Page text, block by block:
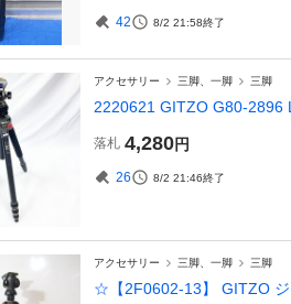
42 8/2 21:58終了
アクセサリー 三脚、一脚 三脚
2220621 GITZO G80-2896
落札 4,280円
26 8/2 21:46終了
アクセサリー 三脚、一脚 三脚
☆【2F0602-13】 GITZO ジ